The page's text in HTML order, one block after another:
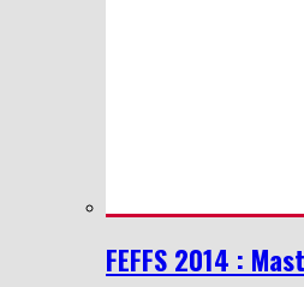
FEFFS 2014 :